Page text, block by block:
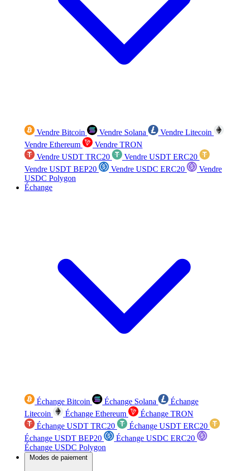
Vendre Bitcoin Vendre Solana
Vendre Litecoin
Vendre Ethereum
Vendre TRON
Vendre USDT TRC20
Vendre USDT ERC20
Vendre USDT BEP20
Vendre USDC ERC20
Vendre
USDC Polygon
Échange
Échange Bitcoin Échange Solana
Échange
Litecoin
Échange Ethereum
Échange TRON
Échange USDT TRC20
Échange USDT ERC20
Échange USDT BEP20
Échange USDC ERC20
Échange USDC Polygon
Modes de paiement